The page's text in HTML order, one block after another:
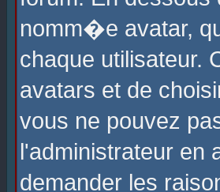
nomm�e avatar,
chaque utilisateur.
avatars et de
vous ne pouvez
l'administrateur
demander les